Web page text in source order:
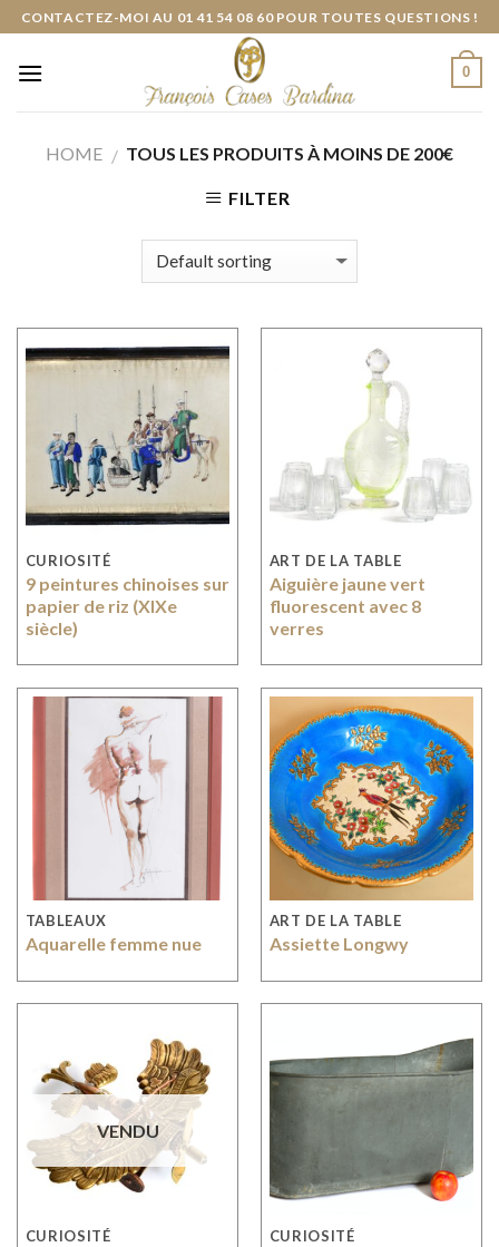
Skip
content
CONTACTEZ-MOI AU 01 41 54 08 60 POUR TOUTES QUESTIONS !
0
HOME / TOUS LES PRODUITS À MOINS DE 200€
FILTER
CURIOSITÉ
9 peintures chinoises sur
papier de riz (XIXe
siècle)
ART DE LA TABLE
Aiguière jaune vert
fluorescent avec 8
verres
TABLEAUX
Aquarelle femme nue
ART DE LA TABLE
Assiette Longwy
VENDU
CURIOSITÉ CURIOSITÉ